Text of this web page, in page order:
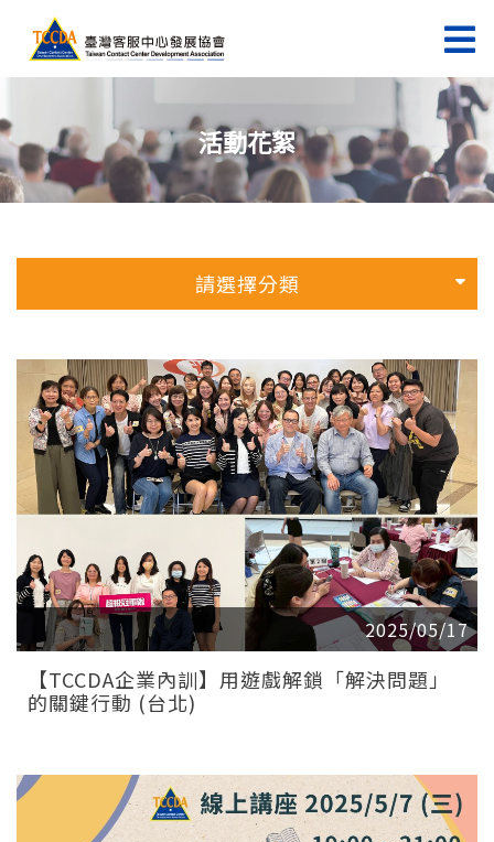
活動花絮
請選擇分類
2025/05/17
【TCCDA企業內訓】用遊戲解鎖「解決問題」
的關鍵行動 (台北)